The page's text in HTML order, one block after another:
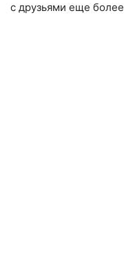
с друзьями еще